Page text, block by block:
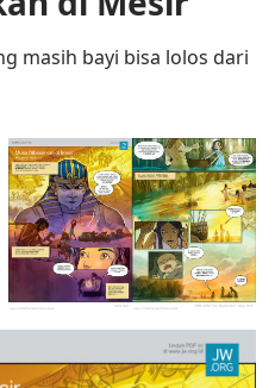
masih bayi bisa lolos dari